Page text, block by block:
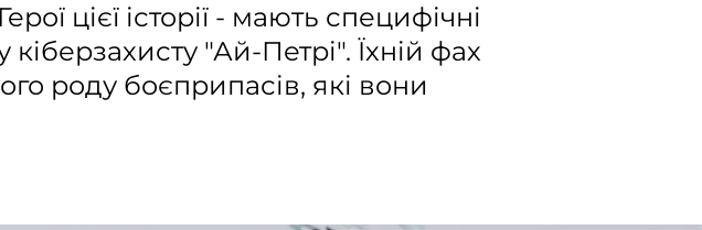
цієї історії - мають специфічні
"Ай-Петрі". Їхній фах
роду боєприпасів, які вони